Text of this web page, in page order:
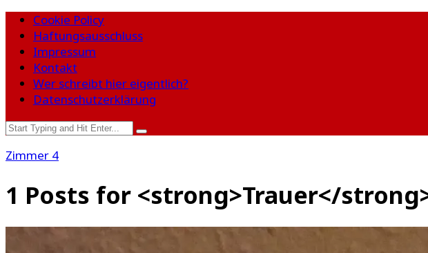
Cookie Policy
Haftungsausschluss
Impressum
Kontakt
Wer schreibt hier eigentlich?
Datenschutzerklärung
Zimmer 4
1 Posts for <strong>Trauer</